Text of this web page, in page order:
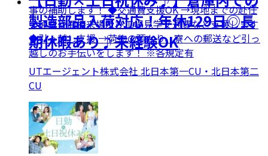
事の補助します！ ◆交通費支援OK →現地までの赴任
交通費や面接来場及び工場見学交通費など支援します
◆引っ越し支援 →荷物の預かり、寮への郵送など引っ
越しのお手伝いをします！ ※各規定有
製造部品入荷対応！年休129日◎長
期休暇あり♪未経験OK
UTエージェント株式会社 北日本第一CU・北日本第二
CU